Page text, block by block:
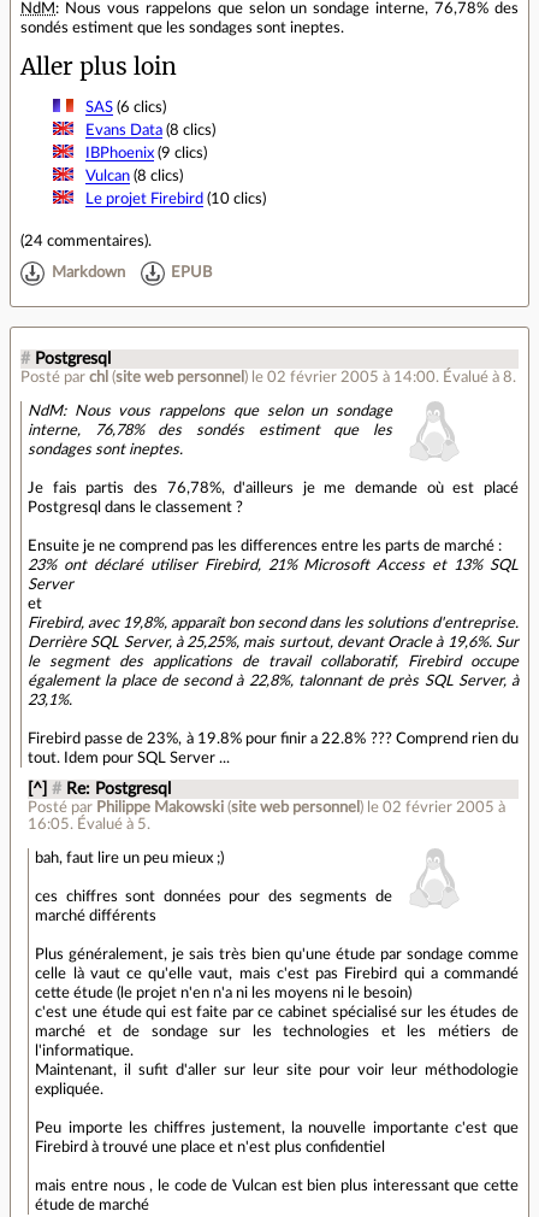
NdM: Nous vous rappelons que selon un sondage interne, 76,78% des
sondés estiment que les sondages sont ineptes.
Aller plus loin
SAS(6 clics)
Evans Data(8 clics)
IBPhoenix(9 clics)
Vulcan(8 clics)
Le projet Firebird (10 clics)
(24 commentaires).
Markdown EPUB
# Postgresql
Posté par chl (site web personnel ) le 02 février 2005 à 14:00. Évalué à 8.
NdM: Nous vous rappelons que selon un sondage
interne, 76,78% des sondés estiment que les
sondages sont ineptes.
Je fais partis des 76,78%, d'ailleurs je me demande où est placé
Postgresql dans le classement ?
Ensuite je ne comprend pas les differences entre les parts de marché :
23% ont déclaré utiliser Firebird, 21% Microsoft Access et 13% SQL
Server
et
Firebird, avec 19,8%, apparaît bon second dans les solutions d'entreprise.
Derrière SQL Server, à 25,25%, mais surtout, devant Oracle à 19,6%. Sur
le segment des applications de travail collaboratif, Firebird occupe
également la place de second à 22,8%, talonnant de près SQL Server, à
23,1%.
Firebird passe de 23%, à 19.8% pour finir a 22.8% ??? Comprend rien du
tout. Idem pour SQL Server ...
[^] # Re: Postgresql
Posté par Philippe Makowski (site web personnel ) le 02 février 2005 à
16:05. Évalué à 5.
bah, faut lire un peu mieux ;)
ces chiffres sont données pour des segments de
marché différents
Plus généralement, je sais très bien qu'une étude par sondage comme
celle là vaut ce qu'elle vaut, mais c'est pas Firebird qui a commandé
cette étude (le projet n'en n'a ni les moyens ni le besoin)
c'est une étude qui est faite par ce cabinet spécialisé sur les études de
marché et de sondage sur les technologies et les métiers de
l'informatique.
Maintenant, il sufit d'aller sur leur site pour voir leur méthodologie
expliquée.
Peu importe les chiffres justement, la nouvelle importante c'est que
Firebird à trouvé une place et n'est plus confidentiel
mais entre nous , le code de Vulcan est bien plus interessant que cette
étude de marché